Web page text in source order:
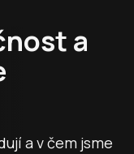
a
a v čem jsme